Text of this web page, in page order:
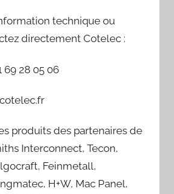
technique ou
directement Cotelec :
69 28 05 06
produits des partenaires de
Interconnect, Tecon,
Feinmetall,
H+W, Mac Panel,